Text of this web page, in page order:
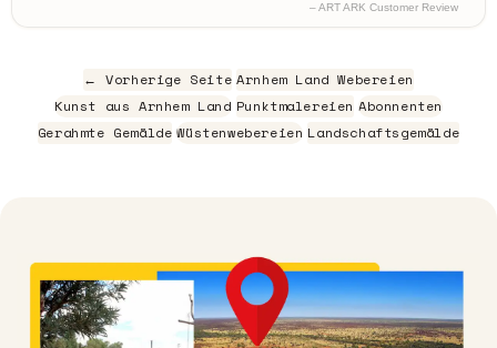
– ART ARK Customer Review
← Vorherige Seite Arnhem Land Webereien
Kunst aus Arnhem Land Punktmalereien Abonnenten
Gerahmte Gemälde Wüstenwebereien Landschaftsgemälde